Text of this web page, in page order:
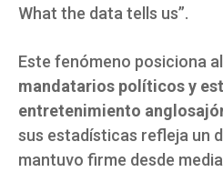
What the data tells us”.
Este fenómeno posiciona
mandatarios políticos y
entretenimiento
sus estadísticas refleja un
mantuvo firme desde